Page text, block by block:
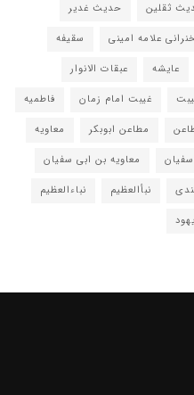
ثقلین
حدیث غدیر
علامه امینی
سقیفه
عایشه
عبقات الانوار
غیبت امام زمان
فاطمیه
مطاعن ابوبکر
معاویه
سفیان
معاویه بن ابی سفیان
نبأالعظیم
نباءالعظیم
یهود